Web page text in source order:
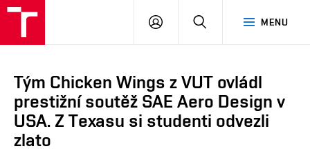
MENU
PŘIHLÁSIT
Tým Chicken Wings z VUT ovládl
prestižní soutěž SAE Aero Design v
USA. Z Texasu si studenti odvezli
zlato